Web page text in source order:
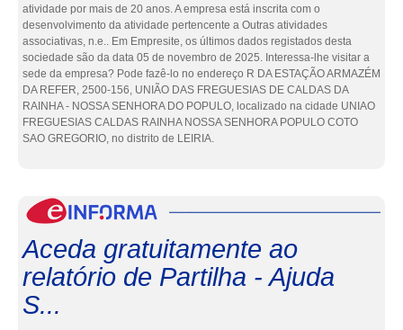
atividade por mais de 20 anos. A empresa está inscrita com o
desenvolvimento da atividade pertencente a Outras atividades
associativas, n.e.. Em Empresite, os últimos dados registados desta
sociedade são da data 05 de novembro de 2025. Interessa-lhe visitar a
sede da empresa? Pode fazê-lo no endereço R DA ESTAÇÃO ARMAZÉM
DA REFER, 2500-156, UNIÃO DAS FREGUESIAS DE CALDAS DA
RAINHA - NOSSA SENHORA DO POPULO, localizado na cidade UNIAO
FREGUESIAS CALDAS RAINHA NOSSA SENHORA POPULO COTO
SAO GREGORIO, no distrito de LEIRIA.
Aceda gratuitamente ao
relatório de Partilha - Ajuda
S...